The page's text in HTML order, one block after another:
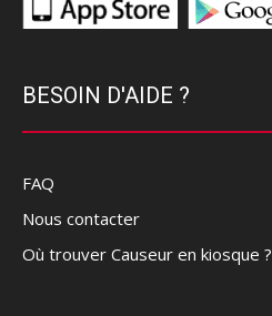
BESOIN D'AIDE ?
FAQ
Nous contacter
Où trouver Causeur en kiosque ?